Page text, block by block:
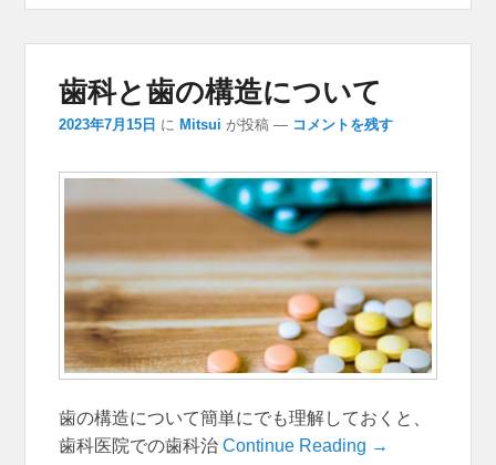
歯科と歯の構造について
2023年7月15日 に Mitsui が投稿 — コメントを残す
歯の構造について簡単にでも理解しておくと、
歯科医院での歯科治Continue Reading →